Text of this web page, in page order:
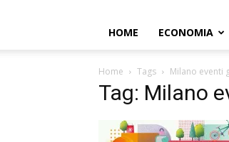
HOME ECONOMIA
Home Tags Milano eventi
Tag: Milano